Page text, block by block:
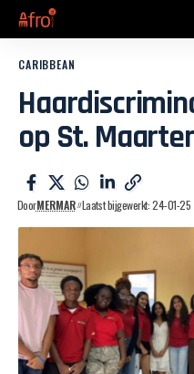
CARIBBEAN
op St.
DoorMERMAR Laatst bijgewerkt: 24-01-25